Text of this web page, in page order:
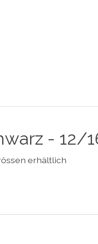
- 12/
erhältlich